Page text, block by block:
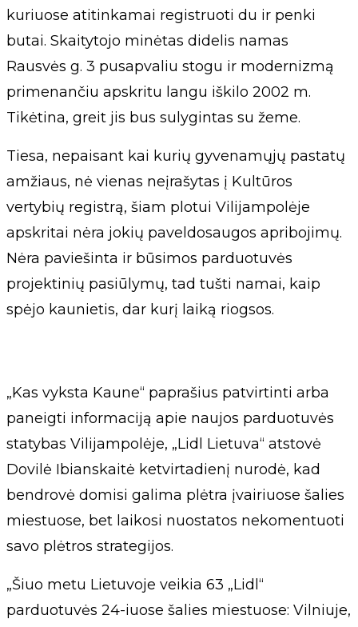
kuriuose atitinkamai registruoti du ir penki
butai. Skaitytojo minėtas didelis namas
Rausvės g. 3 pusapvaliu stogu ir modernizmą
primenančiu apskritu langu iškilo 2002 m.
Tikėtina, greit jis bus sulygintas su žeme.
Tiesa, nepaisant kai kurių gyvenamųjų pastatų
amžiaus, nė vienas neįrašytas į Kultūros
vertybių registrą, šiam plotui Vilijampolėje
apskritai nėra jokių paveldosaugos apribojimų.
Nėra paviešinta ir būsimos parduotuvės
projektinių pasiūlymų, tad tušti namai, kaip
spėjo kaunietis, dar kurį laiką riogsos.
„Kas vyksta Kaune“ paprašius patvirtinti arba
paneigti informaciją apie naujos parduotuvės
statybas Vilijampolėje, „Lidl Lietuva“ atstovė
Dovilė Ibianskaitė ketvirtadienį nurodė, kad
bendrovė domisi galima plėtra įvairiuose šalies
miestuose, bet laikosi nuostatos nekomentuoti
savo plėtros strategijos.
„Šiuo metu Lietuvoje veikia 63 „Lidl“
parduotuvės 24-iuose šalies miestuose: Vilniuje,